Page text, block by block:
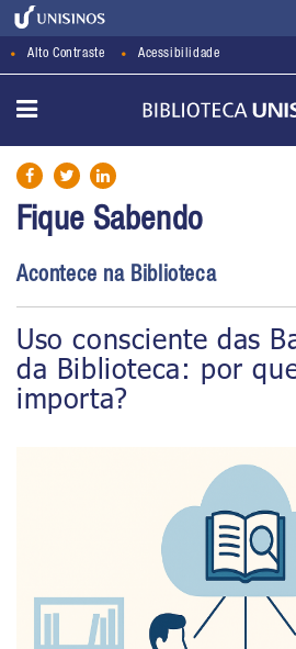
Alto Contraste Acessibilidade
Fique Sabendo
Acontece na Biblioteca
Uso consciente das
da Biblioteca: por
importa?